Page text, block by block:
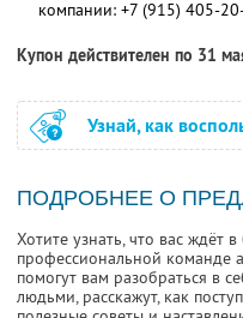
компании: +7 (915) 405-
Купон действителен по 31
Узнай, как
ПОДРОБНЕЕ О
Хотите узнать, что вас ждёт
профессиональной команде
помогут вам разобраться в
людьми, расскажут, как